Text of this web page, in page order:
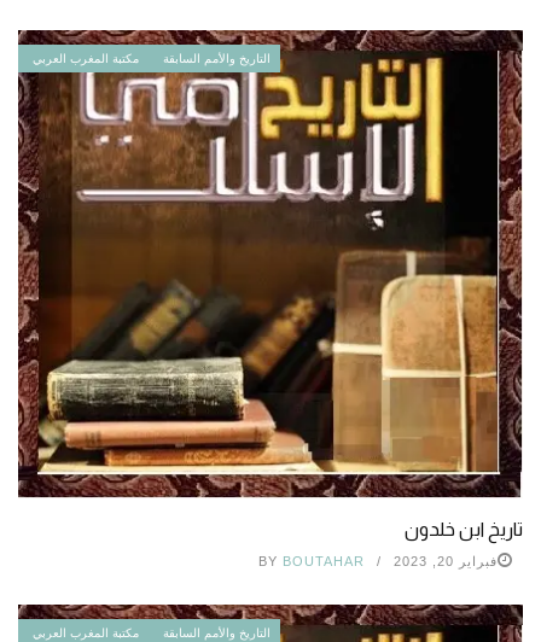
التاريخ والأمم السابقة مكتبة المغرب العربي
تاريخ ابن خلدون
فبراير 20, 2023 BY BOUTAHAR
التاريخ والأمم السابقة مكتبة المغرب العربي